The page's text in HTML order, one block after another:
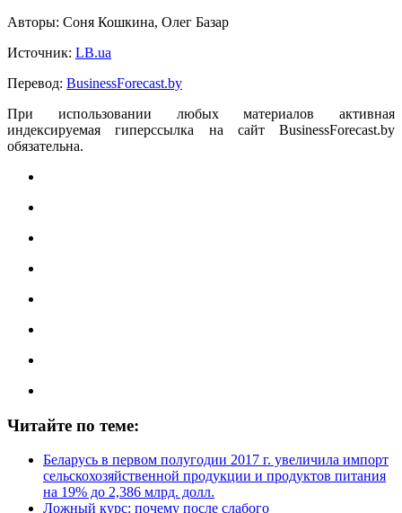
Авторы: Соня Кошкина, Олег Базар
Источник: LB.ua
Перевод: BusinessForecast.by
При использовании любых материалов активная
индексируемая гиперссылка на сайт BusinessForecast.by
обязательна.
Читайте по теме:
Беларусь в первом полугодии 2017 г. увеличила импорт
сельскохозяйственной продукции и продуктов питания
на 19% до 2,386 млрд. долл.
Ложный курс: почему после слабого